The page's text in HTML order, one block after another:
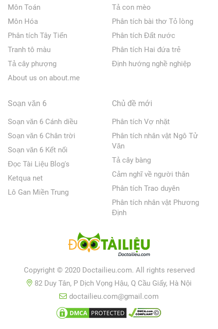
Môn Toán
Môn Hóa
Phân tích Tây Tiến
Tranh tô màu
Tả cây phượng
About us on about.me
Tả con mèo
Phân tích bài thơ Tỏ lòng
Phân tích Đất nước
Phân tích Hai đứa trẻ
Định hướng nghề nghiệp
Soạn văn 6
Soạn văn 6 Cánh diều
Soạn văn 6 Chân trời
Soạn văn 6 Kết nối
Đọc Tài Liệu Blog's
Ketqua net
Lô Gan Miền Trung
Chủ đề mới
Phân tích Vợ nhặt
Phân tích nhân vật Ngô Tử
Văn
Tả cây bàng
Cảm nghĩ về người thân
Phân tích Trao duyên
Phân tích nhân vật Phương
Định
Copyright © 2020 Doctailieu.com. All rights reserved
82 Duy Tân, P Dịch Vọng Hậu, Q Cầu Giấy, Hà Nội
doctailieu.com@gmail.com